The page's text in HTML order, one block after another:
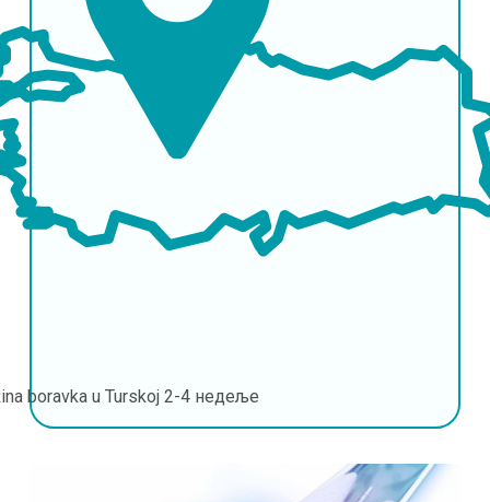
boravka u Turskoj 2-4 недеље